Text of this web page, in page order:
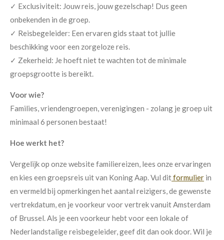
✓ Exclusiviteit: Jouw reis, jouw gezelschap! Dus geen
onbekenden in de groep.
✓ Reisbegeleider: Een ervaren gids staat tot jullie
beschikking voor een zorgeloze reis.
✓ Zekerheid: Je hoeft niet te wachten tot de minimale
groepsgrootte is bereikt.
Voor wie?
Families, vriendengroepen, verenigingen - zolang je groep uit
minimaal 6 personen bestaat!
Hoe werkt het?
Vergelijk op onze website familiereizen, lees onze ervaringen
en kies een groepsreis uit van Koning Aap. Vul ditformulier in
en vermeld bij opmerkingen het aantal reizigers, de gewenste
vertrekdatum, en je voorkeur voor vertrek vanuit Amsterdam
of Brussel. Als je een voorkeur hebt voor een lokale of
Nederlandstalige reisbegeleider, geef dit dan ook door. Wil je